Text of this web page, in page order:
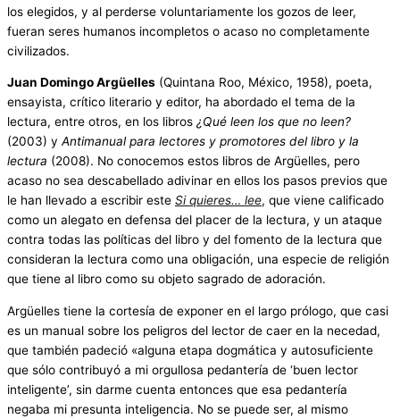
los elegidos, y al perderse voluntariamente los gozos de leer,
fueran seres humanos incompletos o acaso no completamente
civilizados.
Juan Domingo Argüelles (Quintana Roo, México, 1958), poeta,
ensayista, crítico literario y editor, ha abordado el tema de la
lectura, entre otros, en los libros ¿Qué leen los que no leen?
(2003) y Antimanual para lectores y promotores del libro y la
lectura (2008). No conocemos estos libros de Argüelles, pero
acaso no sea descabellado adivinar en ellos los pasos previos que
le han llevado a escribir este Si quieres… lee, que viene calificado
como un alegato en defensa del placer de la lectura, y un ataque
contra todas las políticas del libro y del fomento de la lectura que
consideran la lectura como una obligación, una especie de religión
que tiene al libro como su objeto sagrado de adoración.
Argüelles tiene la cortesía de exponer en el largo prólogo, que casi
es un manual sobre los peligros del lector de caer en la necedad,
que también padeció «alguna etapa dogmática y autosuficiente
que sólo contribuyó a mi orgullosa pedantería de ‘buen lector
inteligente’, sin darme cuenta entonces que esa pedantería
negaba mi presunta inteligencia. No se puede ser, al mismo